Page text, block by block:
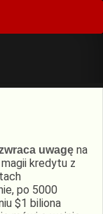
uwagę na
kredytu z
po 5000
$1 biliona